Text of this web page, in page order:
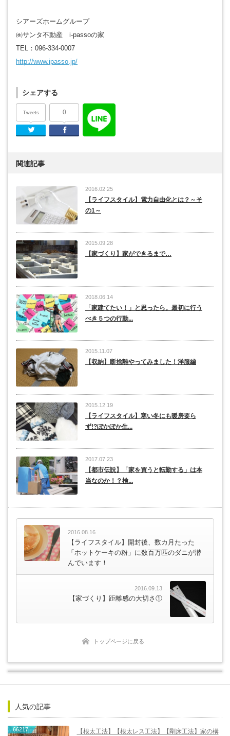
シアーズホームグループ
㈱サンタ不動産 i-passoの家
TEL：096-334-0007
http://www.ipasso.jp/
シェアする
Tweets
Twitter
0
Facebook
関連記事
2016.02.25
【ライフスタイル】電力自由化とは？～そ
の1～
2015.09.28
【家づくり】家ができるまで…
2018.06.14
「家建てたい！」と思ったら。最初に行う
べき５つの行動...
2015.11.07
【収納】断捨離やってみました！洋服編
2015.12.19
【ライフスタイル】寒い冬にも暖房要ら
ず!?ぽかぽか生...
2017.07.23
【都市伝説】「家を買うと転勤する」は本
当なのか！？検...
2016.08.16
【ライフスタイル】開封後、数カ月たった
「ホットケーキの粉」に数百万匹のダニが潜
んでいます！
2016.09.13
【家づくり】距離感の大切さ①
トップページに戻る
人気の記事
66217
【根太工法】【根太レス工法】【剛床工法】家の構